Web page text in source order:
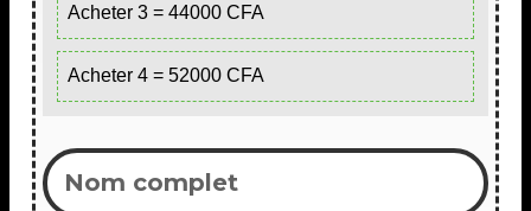
Acheter 3 = 44000 CFA
Acheter 4 = 52000 CFA